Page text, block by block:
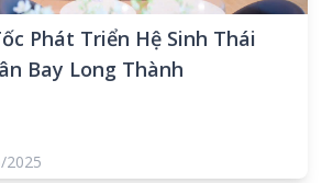
Phát Triển Hệ Sinh Thái
Bay Long Thành
2025